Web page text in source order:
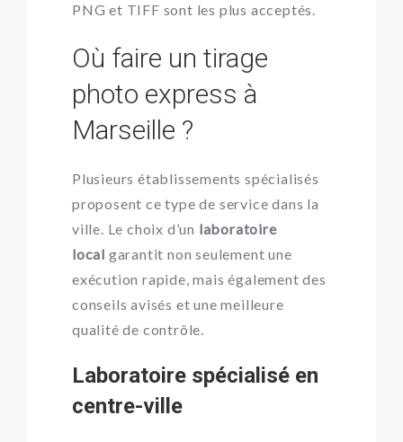
PNG et TIFF sont les plus acceptés.
Où faire un tirage
photo express à
Marseille ?
Plusieurs établissements spécialisés
proposent ce type de service dans la
ville. Le choix d’un laboratoire
local garantit non seulement une
exécution rapide, mais également des
conseils avisés et une meilleure
qualité de contrôle.
Laboratoire spécialisé en
centre-ville